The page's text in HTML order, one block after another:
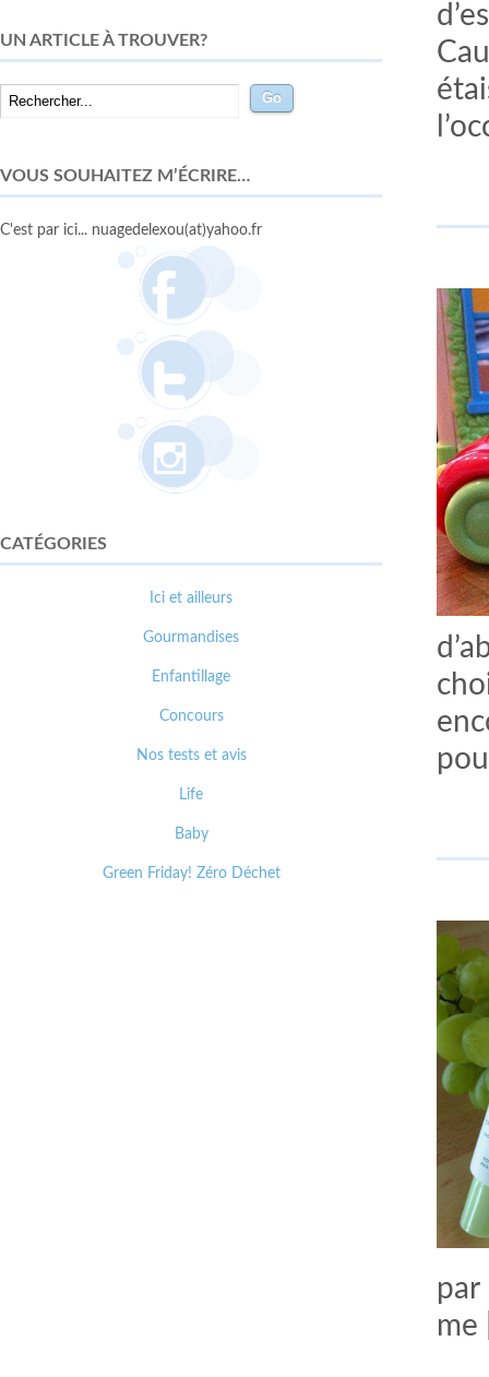
par
UN ARTICLE À TROUVER?
VOUS SOUHAITEZ M’ÉCRIRE…
C'est par ici... nuagedelexou(at)yahoo.fr
CATÉGORIES
Ici et ailleurs
Gourmandises
Enfantillage
Concours
Nos tests et avis
Life
Baby
Green Friday! Zéro Déchet